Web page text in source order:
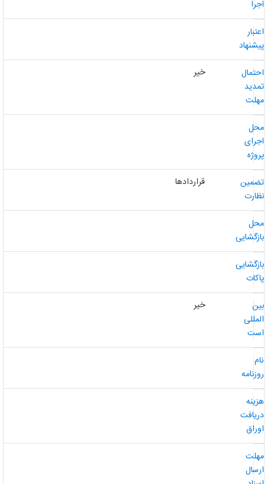
خیر
قراردادها
خیر